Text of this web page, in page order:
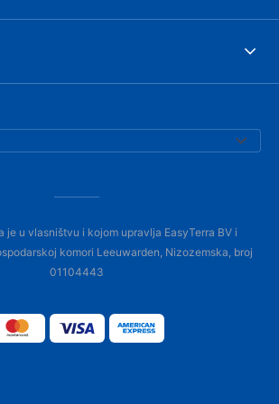
je u vlasništvu i kojom upravlja EasyTerra BV i
komori Leeuwarden, Nizozemska, broj
01104443